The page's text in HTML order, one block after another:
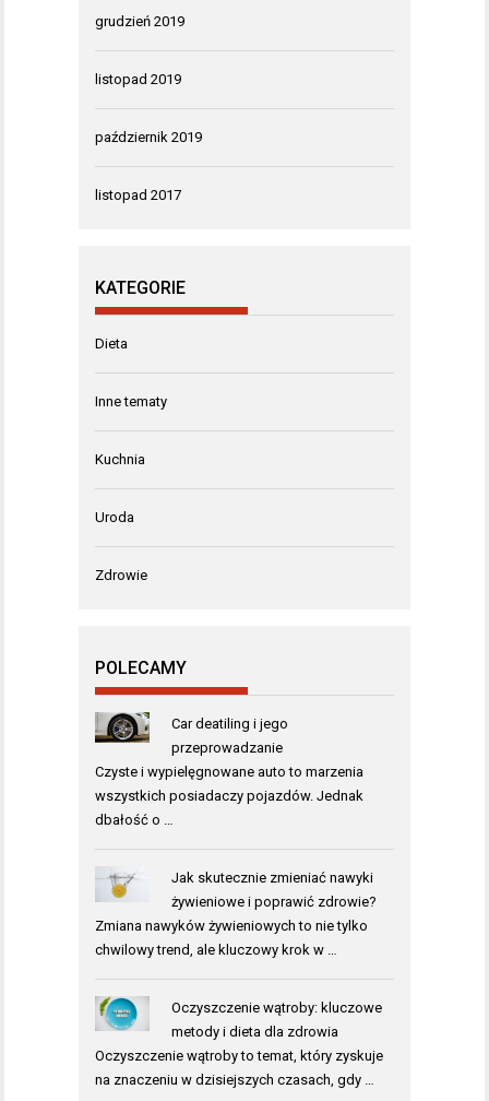
grudzień 2019
listopad 2019
październik 2019
listopad 2017
KATEGORIE
Dieta
Inne tematy
Kuchnia
Uroda
Zdrowie
POLECAMY
Car deatiling i jego
przeprowadzanie
Czyste i wypielęgnowane auto to marzenia
wszystkich posiadaczy pojazdów. Jednak
dbałość o …
Jak skutecznie zmieniać nawyki
żywieniowe i poprawić zdrowie?
Zmiana nawyków żywieniowych to nie tylko
chwilowy trend, ale kluczowy krok w …
Oczyszczenie wątroby: kluczowe
metody i dieta dla zdrowia
Oczyszczenie wątroby to temat, który zyskuje
na znaczeniu w dzisiejszych czasach, gdy …